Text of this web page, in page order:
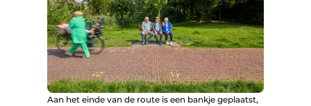
Aan het einde van de route is een bankje geplaatst,